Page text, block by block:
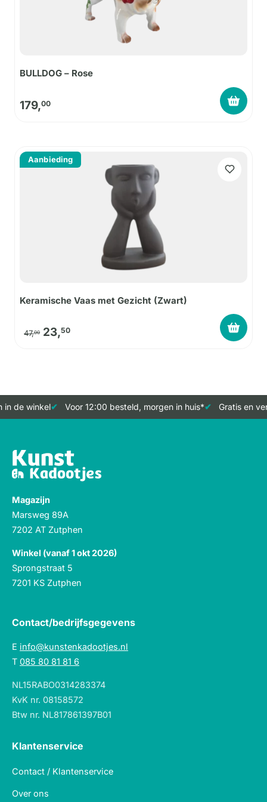
BULLDOG – Rose
179,00
Aanbieding
Keramische Vaas met Gezicht (Zwart)
47,00 Oorspronkelijke prijs was: 47,00.
23,50Huidige prijs is: 23,50.
de winkel Voor 12:00 besteld, morgen in huis* Gratis en
Magazijn
Marsweg 89A
7202 AT Zutphen
Winkel (vanaf 1 okt 2026)
Sprongstraat 5
7201 KS Zutphen
Contact/bedrijfsgegevens
E info@kunstenkadootjes.nl
T 085 80 81 81 6
NL15RABO0314283374
KvK nr. 08158572
Btw nr. NL817861397B01
Klantenservice
Contact / Klantenservice
Over ons